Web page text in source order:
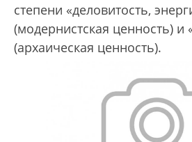
степени «деловитость,
(модернистская ценность) и
(архаическая ценность).